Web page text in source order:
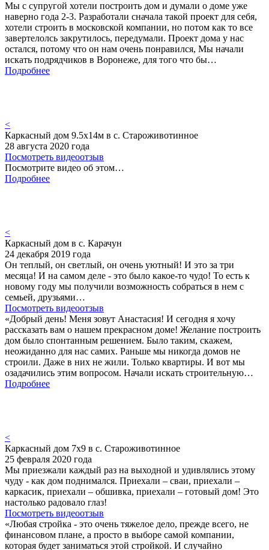
Мы с супругой хотели построить дом и думали о доме уже
наверно года 2-3. Разработали сначала такой проект для себя,
хотели строить в московской компании, но потом как то все
завертелолсь закрутилось, передумали. Проект дома у нас
остался, потому что он нам очень понравился, Мы начали
искать подрядчиков в Воронеже, для того что бы…
Подробнее
<
Каркасный дом 9.5х14м в с. Староживотинное
28 августа 2020 года
Посмотреть видеоотзыв
Посмотрите видео об этом…
Подробнее
<
Каркасный дом в с. Карачун
24 декабря 2019 года
Он теплый, он светлый, он очень уютный! И это за три
месяца! И на самом деле - это было какое-то чудо! То есть к
новому году мы получили возможность собраться в нем с
семьей, друзьями…
Посмотреть видеоотзыв
«Добрый день! Меня зовут Анастасия! И сегодня я хочу
рассказать вам о нашем прекрасном доме! Желание построить
дом было спонтанным решением. Было таким, скажем,
неожиданно для нас самих. Раньше мы никогда домов не
строили. Даже в них не жили. Только квартиры. И вот мы
озадачились этим вопросом. Начали искать строительную…
Подробнее
<
Каркасный дом 7х9 в с. Староживотинное
25 февраля 2020 года
Мы приезжали каждый раз на выходной и удивлялись этому
чуду - как дом поднимался. Приехали – сваи, приехали –
каркасик, приехали – обшивка, приехали – готовый дом! Это
настолько радовало глаз!
Посмотреть видеоотзыв
«Любая стройка - это очень тяжелое дело, прежде всего, не
финансовом плане, а просто в выборе самой компании,
которая будет заниматься этой стройкой. И случайно